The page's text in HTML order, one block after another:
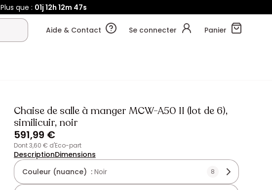
Plus que : 01j 12h 12m 45s
Aide & Contact Se connecter Panier
Chaise de salle à manger MCW-A50 II (lot de 6),
similicuir, noir
591,99 €
dont 3,60 € d'Eco-part
DescriptionDimensions
Couleur (nuance) : Noir 8